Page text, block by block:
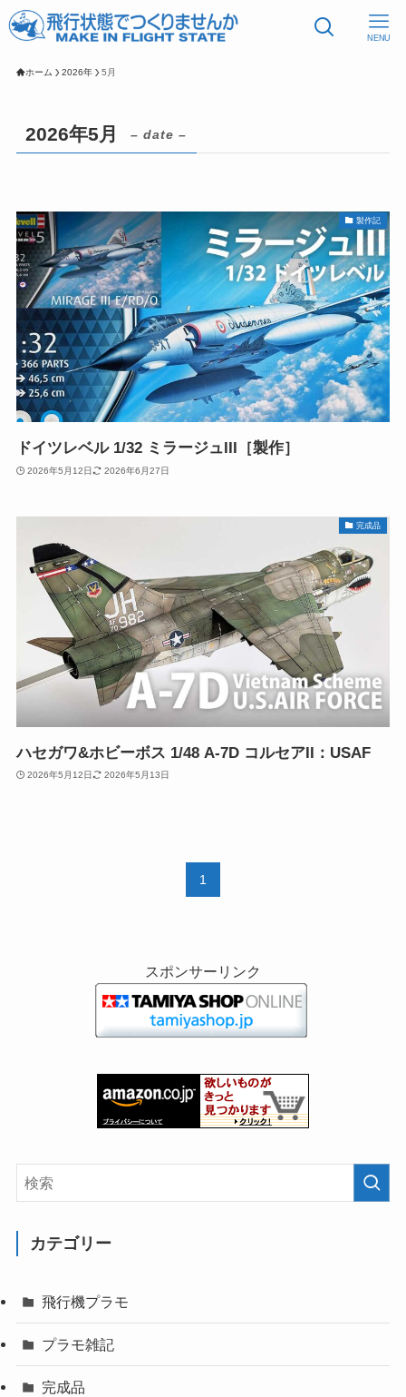
NENU
ホーム 2026年 5月
2026年5月 – date –
製作記
ドイツレベル 1/32 ミラージュIII［製作］
2026年5月12日 2026年6月27日
完成品
ハセガワ&ホビーボス 1/48 A-7D コルセアII：USAF
2026年5月12日 2026年5月13日
1
スポンサーリンク
カテゴリー
飛行機プラモ
プラモ雑記
完成品